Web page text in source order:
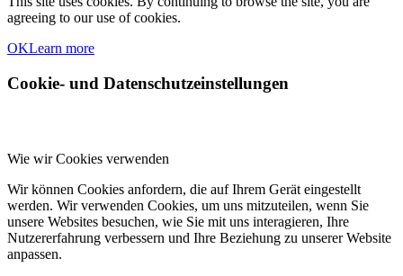
agreeing to our use of cookies.
OKLearn more
Cookie- und Datenschutzeinstellungen
Wie wir Cookies verwenden
Wir können Cookies anfordern, die auf Ihrem Gerät eingestellt
werden. Wir verwenden Cookies, um uns mitzuteilen, wenn Sie
unsere Websites besuchen, wie Sie mit uns interagieren, Ihre
Nutzererfahrung verbessern und Ihre Beziehung zu unserer Website
anpassen.